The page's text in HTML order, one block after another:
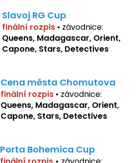
Slavoj RG Cup
finální rozpis • závodnice:
Queens, Madagascar, Orient,
Capone, Stars, Detectives
Cena města Chomutova
finální rozpis • závodnice:
Queens, Madagascar, Orient,
Capone, Stars, Detectives
Porta Bohemica Cup